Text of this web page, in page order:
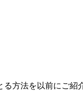
る方法を以前にご紹